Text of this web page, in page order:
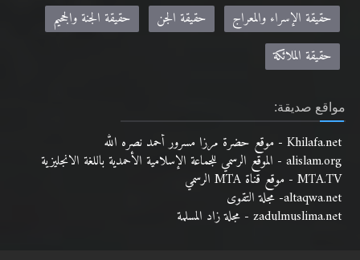
حقيقة الإسراء والمعراج
حقيقة الجن
حقيقة الجنة والجحيم
حقيقة الملائكة
مواقع صديقة:
Khilafa.net - موقع حضرة مرزا مسرور أحمد نصره الله
alislam.org - الموقع الرسمي للجماعة الإسلامية الأحمدية باللغة الانجليزية
MTA.TV - موقع قناة MTA الرسمي
altaqwa.net- مجلة التقوى
zadulmuslima.net - مجلة زاد المسلمة